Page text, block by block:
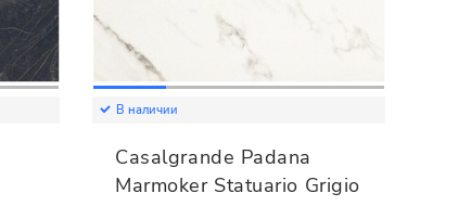
В наличии
Casalgrande Padana
Marmoker Statuario Grigio